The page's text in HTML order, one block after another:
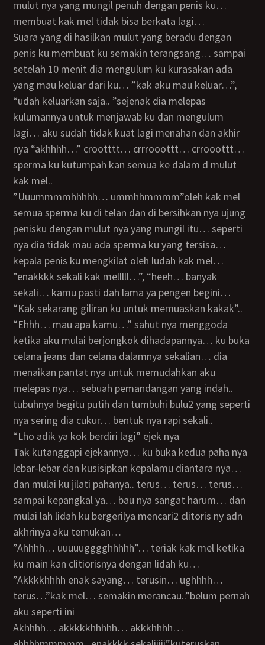
mulut nya yang mungil penuh dengan penis ku…
membuat kak mel tidak bisa berkata lagi…
Suara yang di hasilkan mulut yang beradu dengan
penis ku membuat ku semakin terangsang… sampai
setelah 10 menit dia mengulum ku kurasakan ada
yang mau keluar dari ku… ”kak aku mau keluar…”,
“udah keluarkan saja.. ”sejenak dia melepas
kulumannya untuk menjawab ku dan mengulum
lagi… aku sudah tidak kuat lagi menahan dan akhir
nya “akhhhh…” crootttt… crrrooottt… crrooottt…
sperma ku kutumpah kan semua ke dalam d mulut
kak mel..
”uuummmmhhhhh… ummhhmmmm”oleh kak mel
semua sperma ku di telan dan di bersihkan nya ujung
penisku dengan mulut nya yang mungil itu… seperti
nya dia tidak mau ada sperma ku yang tersisa…
kepala penis ku mengkilat oleh ludah kak mel…
”enakkkk sekali kak melllll…”, “heeh… banyak
sekali… kamu pasti dah lama ya pengen begini…
“kak sekarang giliran ku untuk memuaskan kakak”..
“ehhh… mau apa kamu…” sahut nya menggoda
ketika aku mulai berjongkok dihadapannya… ku buka
celana jeans dan celana dalamnya sekalian… dia
menaikan pantat nya untuk memudahkan aku
melepas nya… sebuah pemandangan yang indah..
tubuhnya begitu putih dan tumbuhi bulu2 yang seperti
nya sering dia cukur… bentuk nya rapi sekali..
“lho adik ya kok berdiri lagi” ejek nya
Tak kutanggapi ejekannya… ku buka kedua paha nya
lebar-lebar dan kusisipkan kepalamu diantara nya…
dan mulai ku jilati pahanya.. terus… terus… terus…
sampai kepangkal ya… bau nya sangat harum… dan
mulai lah lidah ku bergerilya mencari2 clitoris ny adn
akhrinya aku temukan…
”ahhhh… uuuuugggghhhhh”… teriak kak mel ketika
ku main kan clitiorisnya dengan lidah ku…
”akkkkhhhh enak sayang… terusin… ughhhh…
terus…”kak mel… semakin merancau..”belum pernah
aku seperti ini
akhhhh… akkkkkhhhhh… akkkhhhh…